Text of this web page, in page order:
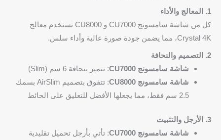
1. المعالج والأداء
كل من شاشة سامسونج CU7000 و CU8000 تستخدم معالج
Crystal 4K، مما يضمن جودة صورة عالية وأداء سلس.
2. التصميم والنحافة
شاشة سامسونج CU7000
: تتميز بنحافة 6 سم (Slim)
شاشة سامسونج CU8000
: تتفوق بتصميم AirSlim بسمك
2.5 سم فقط، مما يجعلها الأفضل للتعليق على الحائط
3. الأرجل والتثبيت
شاشة سامسونج CU7000
: تأتي بأرجل تحميل تقليدية